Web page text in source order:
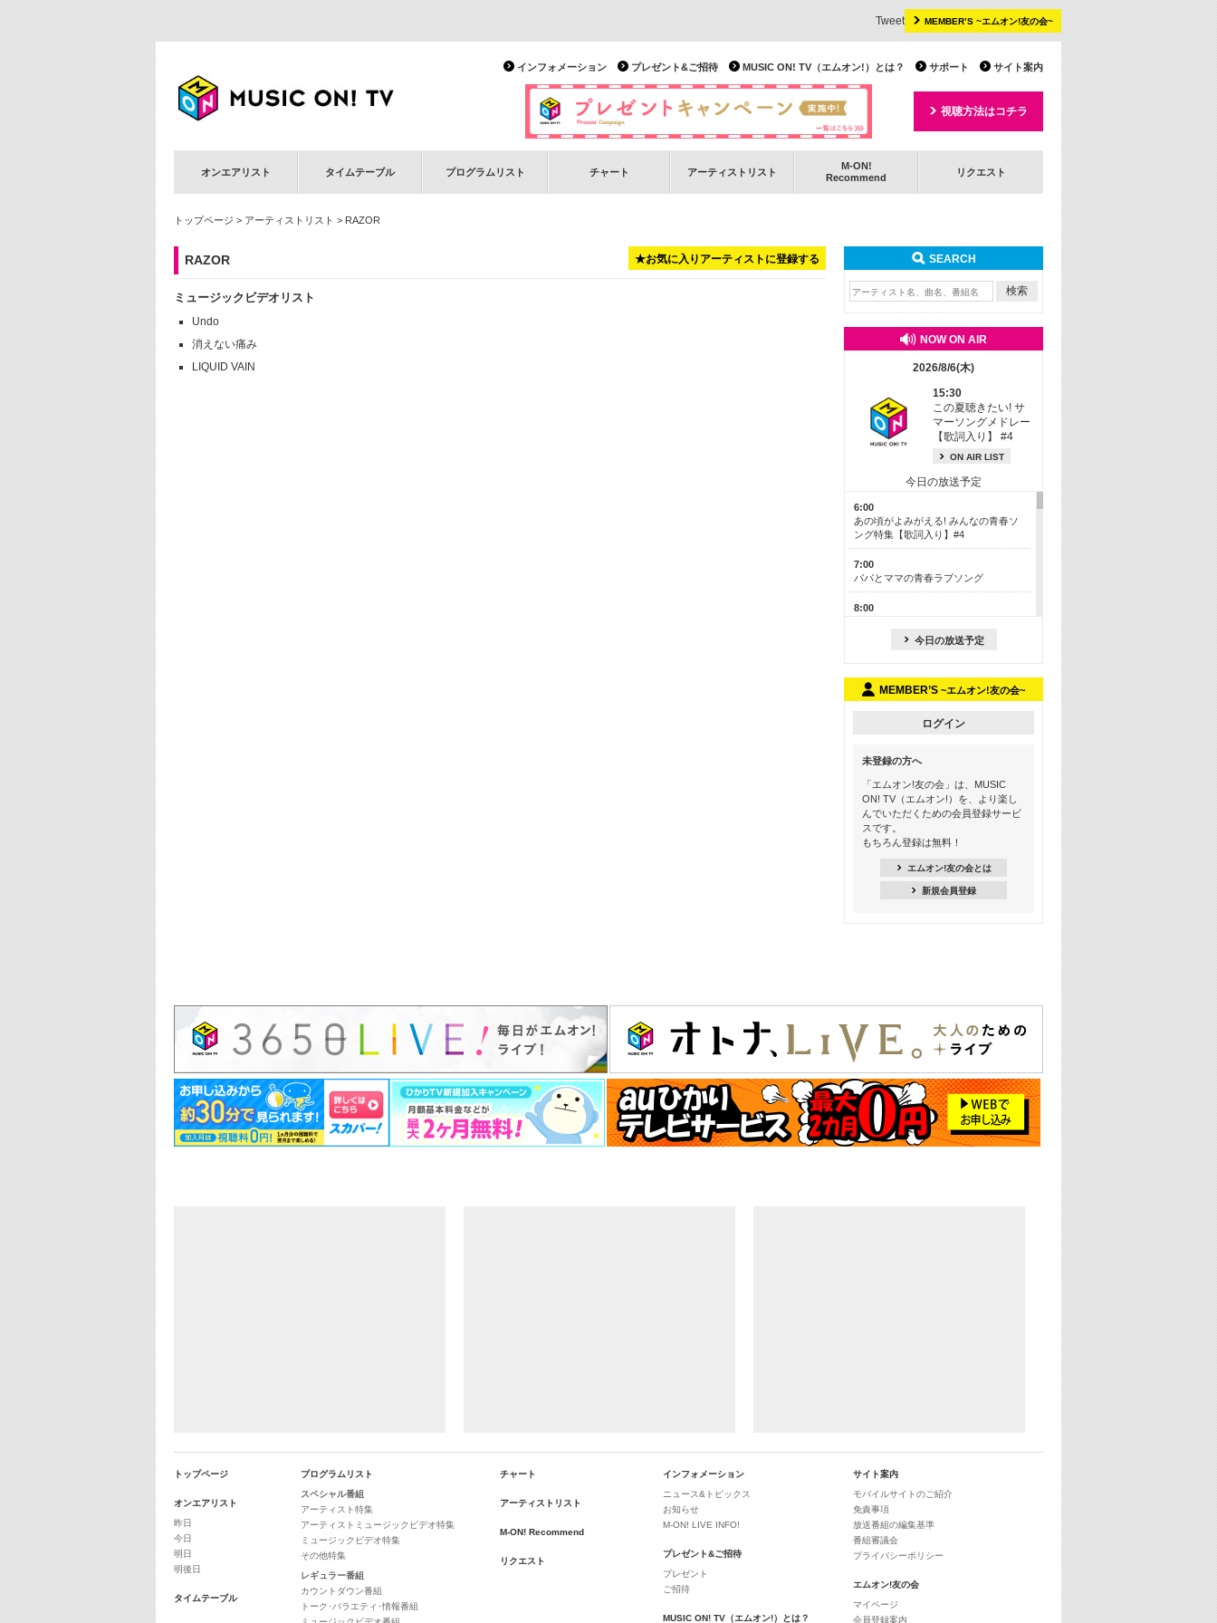
MEMBER’S ~エムオン!友の会~
Tweet
サイト案内
サポート
MUSIC ON! TV（エムオン!）とは？
プレゼント&ご招待
インフォメーション
視聴方法はコチラ
オンエアリスト タイムテーブル プログラムリスト チャート アーティストリスト
M-ON!
Recommend
リクエスト
トップページ > アーティストリスト > RAZOR
★お気に入りアーティストに登録する
RAZOR
ミュージックビデオリスト
Undo
消えない痛み
LIQUID VAIN
SEARCH
NOW ON AIR
2026/8/6(木)
15:30
この夏聴きたい! サ
マーソングメドレー
【歌詞入り】 #4
ON AIR LIST
今日の放送予定
6:00
あの頃がよみがえる! みんなの青春ソ
ング特集【歌詞入り】#4
7:00
パパとママの青春ラブソング
8:00
13:00
15:30
この夏聴きたい! サマーソングメドレ
ー【歌詞入り】 #4
16:30
あのころK-POPヒッツ! 2021年
22:00
大人のための名曲セレクション ～バン
ド編～【歌詞入り】
22:30
今推したい! エムオン!おすすめミュー
ジックビデオ特集＜#28＞
23:00
今日の放送予定
MEMBER’S ~エムオン!友の会~
ログイン
未登録の方へ
「エムオン!友の会」は、MUSIC
ON! TV（エムオン!）を、より楽し
んでいただくための会員登録サービ
スです。
もちろん登録は無料！
エムオン!友の会とは
新規会員登録
トップページ
オンエアリスト
昨日
今日
明日
明後日
タイムテーブル
プログラムリスト
スペシャル番組
アーティスト特集
アーティストミュージックビデオ特集
ミュージックビデオ特集
その他特集
レギュラー番組
カウントダウン番組
トーク･バラエティ･情報番組
チャート
アーティストリスト
M-ON! Recommend
リクエスト
インフォメーション
ニュース&トピックス
お知らせ
M-ON! LIVE INFO!
プレゼント&ご招待
プレゼント
ご招待
MUSIC ON! TV（エムオン!）とは？
サイト案内
モバイルサイトのご紹介
免責事項
放送番組の編集基準
番組審議会
プライバシーポリシー
エムオン!友の会
マイページ
会員登録案内